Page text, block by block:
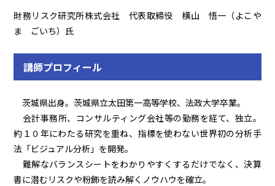
財務リスク研究所株式会社 代表取締役 横山 悟一（よこや
ま ごいち）氏
講師プロフィール
茨城県出身。茨城県立太田第一高等学校、法政大学卒業。
会計事務所、コンサルティング会社等の勤務を経て、独立。
約１０年にわたる研究を重ね、指標を使わない世界初の分析手
法「ビジュアル分析」を開発。
難解なバランスシートをわかりやすくするだけでなく、決算
書に潜むリスクや粉飾を読み解くノウハウを確立。